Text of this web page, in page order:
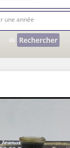
Rechercher